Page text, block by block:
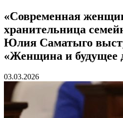
«Современная
хранительница
Юлия Саматыго
«Женщина и будущее
03.03.2026